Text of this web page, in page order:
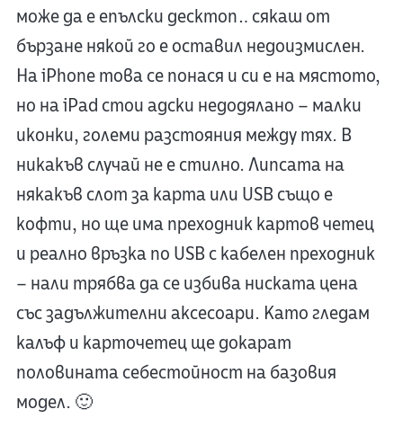
може да е епълски десктоп… сякаш от
бързане някой го е оставил недоизмислен.
На iPhone това се понася и си е на мястото,
но на iPad стои адски недодялано – малки
иконки, големи разстояния между тях. В
никакъв случай не е стилно. Липсата на
някакъв слот за карта или USB също е
кофти, но ще има преходник картов четец
и реално връзка по USB с кабелен преходник
– нали трябва да се избива ниската цена
със задължителни аксесоари. Като гледам
калъф и карточетец ще докарат
половината себестойност на базовия
модел. 🙂